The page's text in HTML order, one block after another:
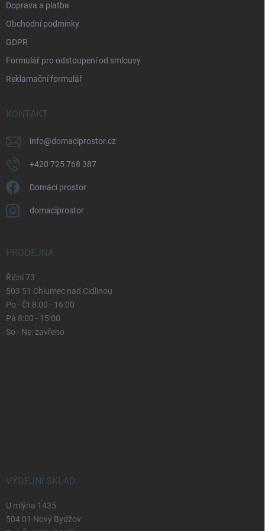
Doprava a platba
Obchodní podmínky
GDPR
Formulář pro odstoupení od smlouvy
Reklamační formulář
KONTAKT
info@domaciprostor.cz
+420 725 768 387
Domácí prostor
domaciprostor
PRODEJNA
Říční 73
503 51 Chlumec nad Cidlinou
Po - Čt 8:00 - 16:00
Pá 8:00 - 15:00
So - Ne: zavřeno
VÝDEJNÍ SKLAD
U mlýna 1435
504 01 Nový Bydžov